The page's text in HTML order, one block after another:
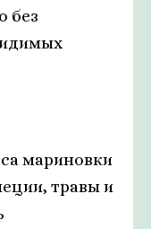
без
мариновки
травы и